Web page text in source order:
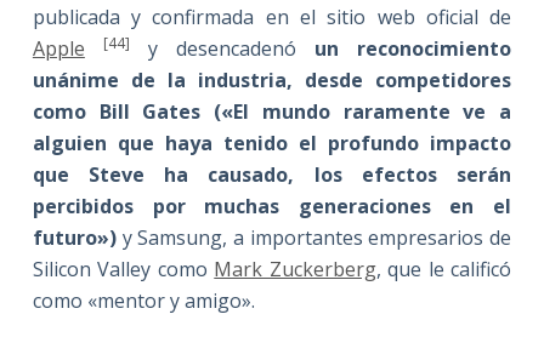
publicada y confirmada en el sitio web oficial de
Apple
[44] y desencadenó un reconocimiento
unánime de la industria, desde competidores
como Bill Gates («El mundo raramente ve a
alguien que haya tenido el profundo impacto
que Steve ha causado, los efectos serán
percibidos por muchas generaciones en el
futuro»)y Samsung, a importantes empresarios de
Silicon Valley como Mark Zuckerberg, que le calificó
como «mentor y amigo».